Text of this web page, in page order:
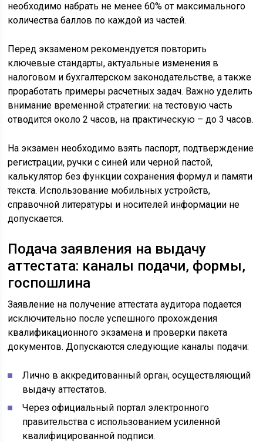
необходимо набрать не менее 60% от максимального
количества баллов по каждой из частей.
Перед экзаменом рекомендуется повторить
ключевые стандарты, актуальные изменения в
налоговом и бухгалтерском законодательстве, а также
проработать примеры расчетных задач. Важно уделить
внимание временной стратегии: на тестовую часть
отводится около 2 часов, на практическую – до 3 часов.
На экзамен необходимо взять паспорт, подтверждение
регистрации, ручки с синей или черной пастой,
калькулятор без функции сохранения формул и памяти
текста. Использование мобильных устройств,
справочной литературы и носителей информации не
допускается.
Подача заявления на выдачу
аттестата: каналы подачи, формы,
госпошлина
Заявление на получение аттестата аудитора подается
исключительно после успешного прохождения
квалификационного экзамена и проверки пакета
документов. Допускаются следующие каналы подачи:
Лично в аккредитованный орган, осуществляющий
выдачу аттестатов.
Через официальный портал электронного
правительства с использованием усиленной
квалифицированной подписи.